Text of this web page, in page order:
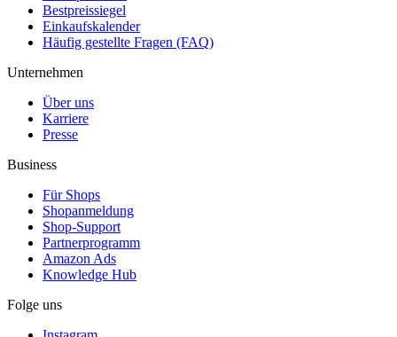
Bestpreissiegel
Einkaufskalender
Häufig gestellte Fragen (FAQ)
Unternehmen
Über uns
Karriere
Presse
Business
Für Shops
Shopanmeldung
Shop-Support
Partnerprogramm
Amazon Ads
Knowledge Hub
Folge uns